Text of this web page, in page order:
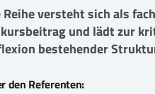
Reihe versteht sich als
und lädt zur
bestehender
den Referenten: